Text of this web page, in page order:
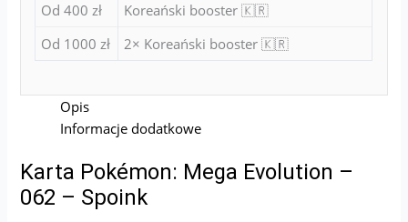
Od 400 zł
Koreański booster 🇰🇷
Od 1000 zł
2× Koreański booster 🇰🇷
Opis
Informacje dodatkowe
Karta Pokémon: Mega Evolution –
062 – Spoink